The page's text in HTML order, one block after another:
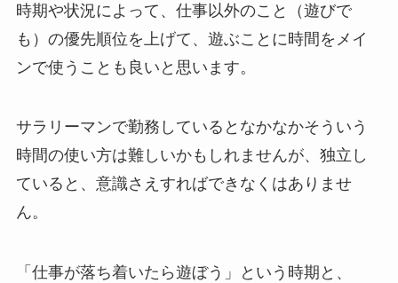
時期や状況によって、仕事以外のこと（遊びで
も）の優先順位を上げて、遊ぶことに時間をメイ
ンで使うことも良いと思います。
サラリーマンで勤務しているとなかなかそういう
時間の使い方は難しいかもしれませんが、独立し
ていると、意識さえすればできなくはありませ
ん。
「仕事が落ち着いたら遊ぼう」という時期と、